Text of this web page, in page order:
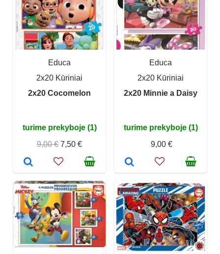
Educa
2x20 Kūriniai
2x20 Cocomelon
turime prekyboje (1)
9,00 € 7,50 €
Educa
2x20 Kūriniai
2x20 Minnie a Daisy
turime prekyboje (1)
9,00 €